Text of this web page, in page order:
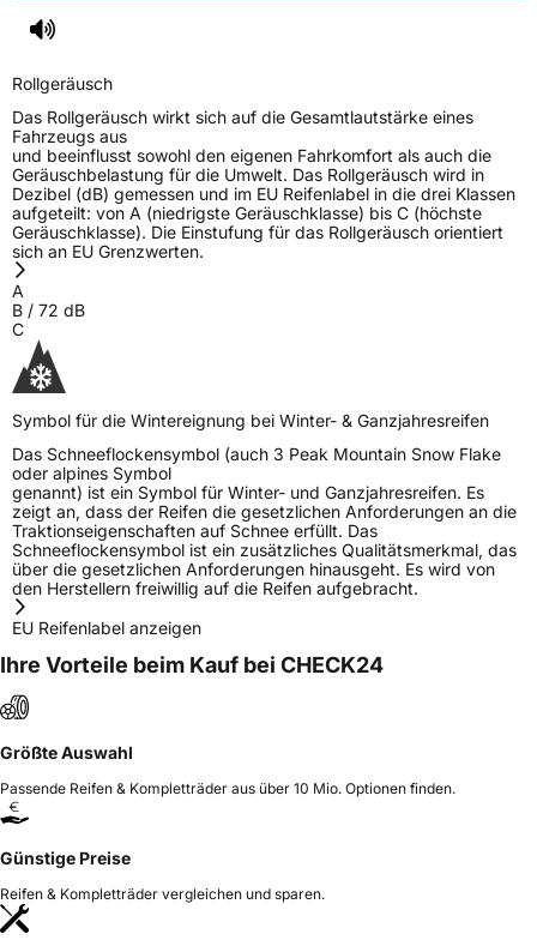
Rollgeräusch
Das Rollgeräusch wirkt sich auf die Gesamtlautstärke eines
Fahrzeugs aus
und beeinflusst sowohl den eigenen Fahrkomfort als auch die
Geräuschbelastung für die Umwelt. Das Rollgeräusch wird in
Dezibel (dB) gemessen und im EU Reifenlabel in die drei Klassen
aufgeteilt: von A (niedrigste Geräuschklasse) bis C (höchste
Geräuschklasse). Die Einstufung für das Rollgeräusch orientiert
sich an EU Grenzwerten.
A
B / 72 dB
C
Symbol für die Wintereignung bei Winter- & Ganzjahresreifen
Das Schneeflockensymbol (auch 3 Peak Mountain Snow Flake
oder alpines Symbol
genannt) ist ein Symbol für Winter- und Ganzjahresreifen. Es
zeigt an, dass der Reifen die gesetzlichen Anforderungen an die
Traktionseigenschaften auf Schnee erfüllt. Das
Schneeflockensymbol ist ein zusätzliches Qualitätsmerkmal, das
über die gesetzlichen Anforderungen hinausgeht. Es wird von
den Herstellern freiwillig auf die Reifen aufgebracht.
EU Reifenlabel anzeigen
Ihre Vorteile beim Kauf bei CHECK24
Größte Auswahl
Passende Reifen & Kompletträder aus über 10 Mio. Optionen finden.
Günstige Preise
Reifen & Kompletträder vergleichen und sparen.